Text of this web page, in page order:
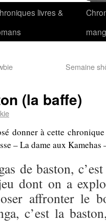
livres &
Semaine
(la baffe)
donner à cette
– La dame aux
de baston,
dont on a
affronter le
c’est la